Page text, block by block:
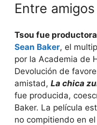
Entre amigos
Tsou fue
Sean Baker, el
por la Academia de
Devolución de
amistad, La chica
fue producida,
Baker. La película
no compitiendo en